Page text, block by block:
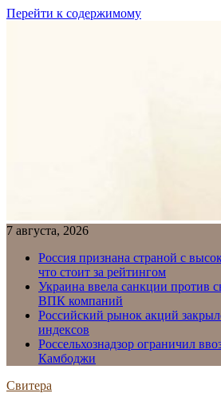
Перейти к содержимому
7 августа, 2026
Россия признана страной с
что стоит за рейтингом
Украина ввела санкции против
ВПК компаний
Российский рынок акций
индексов
Россельхознадзор ограничил
Камбоджи
Свитера